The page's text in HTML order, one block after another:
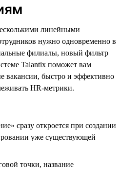
линейными
нужно одновременно в
филиалы, новый фильтр
Talantix поможет вам
вакансии, быстро и эффективно
HR-метрики.
сразу откроется при создании
уже существующей
точки, название